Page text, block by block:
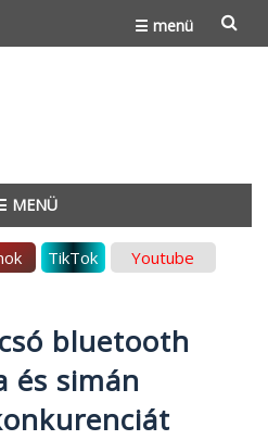
☰ menü
MENÜ
TikTok Youtube
bluetooth
és simán